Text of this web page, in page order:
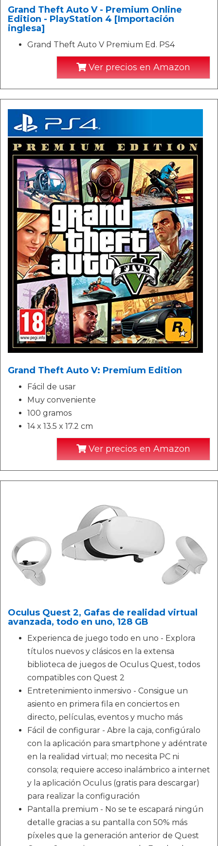
Grand Theft Auto V - Premium Online
Edition - PlayStation 4 [Importación
inglesa]
Grand Theft Auto V Premium Ed. PS4
Ver precios en Amazon
Grand Theft Auto V: Premium Edition
Fácil de usar
Muy conveniente
100 gramos
14 x 13.5 x 17.2 cm
Ver precios en Amazon
Oculus Quest 2, Gafas de realidad virtual
avanzada, todo en uno, 128 GB
Experienca de juego todo en uno - Explora
títulos nuevos y clásicos en la extensa
biblioteca de juegos de Oculus Quest, todos
compatibles con Quest 2
Entretenimiento inmersivo - Consigue un
asiento en primera fila en conciertos en
directo, películas, eventos y mucho más
Fácil de configurar - Abre la caja, configúralo
con la aplicación para smartphone y adéntrate
en la realidad virtual; mo necesita PC ni
consola; requiere acceso inalámbrico a internet
y la aplicación Oculus (gratis para descargar)
para realizar la configuración
Pantalla premium - No se te escapará ningún
detalle gracias a su pantalla con 50% más
píxeles que la generación anterior de Quest